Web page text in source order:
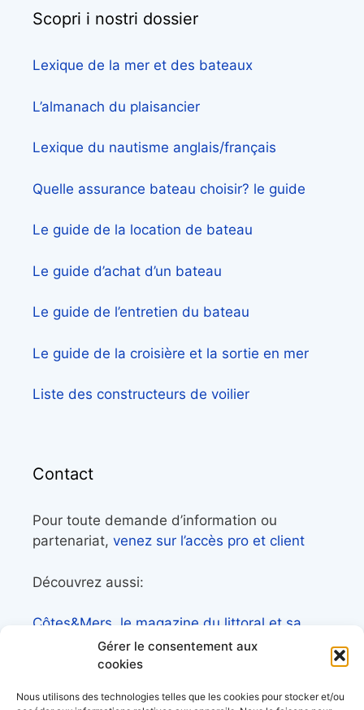
Gérer le consentement aux
cookies
Nous utilisons des technologies telles que les cookies pour stocker et/ou
Scopri i nostri dossier
Lexique de la mer et des bateaux
L’almanach du plaisancier
Lexique du nautisme anglais/français
Quelle assurance bateau choisir? le guide
Le guide de la location de bateau
Le guide d’achat d’un bateau
Le guide de l’entretien du bateau
Le guide de la croisière et la sortie en mer
Liste des constructeurs de voilier
Contact
Pour toute demande d’information ou
partenariat, venez sur l’accès pro et client
Découvrez aussi:
Côtes&Mers, le magazine du littoral et sa
librairie maritime
Mers&Montagnes, Equipement outdoor pour
le trek et le raid nautique